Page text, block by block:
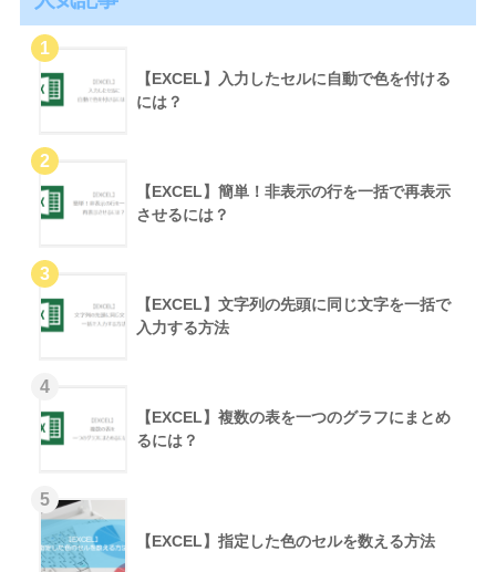
【EXCEL】入力したセルに自動で色を付ける
には？
【EXCEL】簡単！非表示の行を一括で再表示
させるには？
【EXCEL】文字列の先頭に同じ文字を一括で
入力する方法
【EXCEL】複数の表を一つのグラフにまとめ
るには？
【EXCEL】指定した色のセルを数える方法